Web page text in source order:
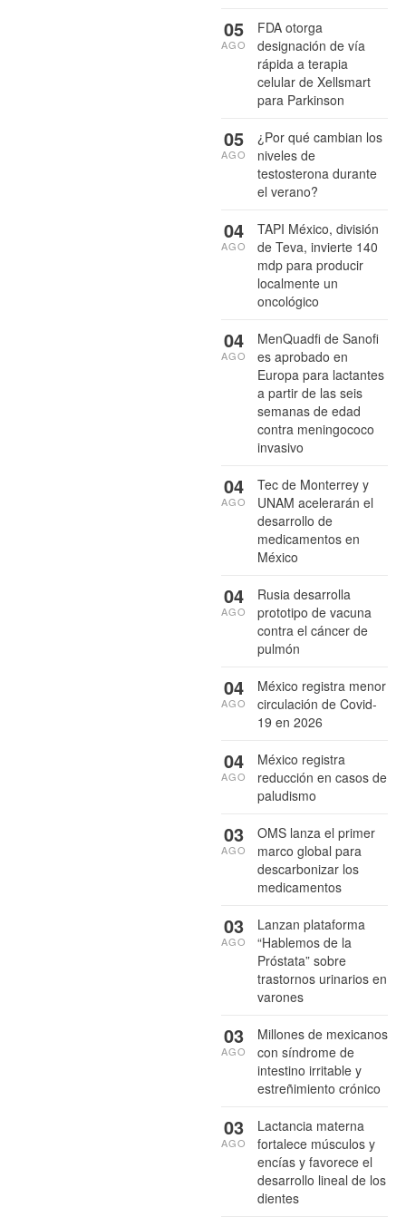
FDA otorga
designación de vía
rápida a terapia
celular de Xellsmart
para Parkinson
05
AGO
¿Por qué cambian los
niveles de
testosterona durante
el verano?
05
AGO
TAPI México, división
de Teva, invierte 140
mdp para producir
localmente un
oncológico
04
AGO
MenQuadfi de Sanofi
es aprobado en
Europa para lactantes
a partir de las seis
semanas de edad
contra meningococo
invasivo
04
AGO
Tec de Monterrey y
UNAM acelerarán el
desarrollo de
medicamentos en
México
04
AGO
Rusia desarrolla
prototipo de vacuna
contra el cáncer de
pulmón
04
AGO
México registra menor
circulación de Covid-
19 en 2026
04
AGO
México registra
reducción en casos de
paludismo
04
AGO
OMS lanza el primer
marco global para
descarbonizar los
medicamentos
03
AGO
Lanzan plataforma
“Hablemos de la
Próstata” sobre
trastornos urinarios en
varones
03
AGO
Millones de mexicanos
con síndrome de
intestino irritable y
estreñimiento crónico
03
AGO
Lactancia materna
fortalece músculos y
encías y favorece el
desarrollo lineal de los
dientes
03
AGO